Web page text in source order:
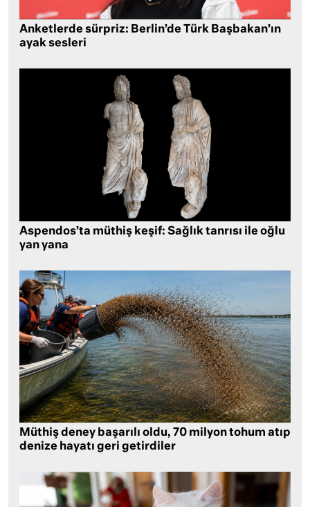
Anketlerde sürpriz: Berlin’de Türk Başbakan’ın
ayak sesleri
Aspendos’ta müthiş keşif: Sağlık tanrısı ile oğlu
yan yana
Müthiş deney başarılı oldu, 70 milyon tohum atıp
denize hayatı geri getirdiler